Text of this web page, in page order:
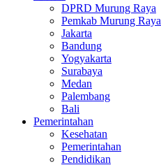
DPRD Murung Raya
Pemkab Murung Raya
Jakarta
Bandung
Yogyakarta
Surabaya
Medan
Palembang
Bali
Pemerintahan
Kesehatan
Pemerintahan
Pendidikan